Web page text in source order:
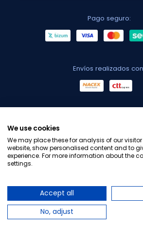
Pago seguro:
Envíos realizados
We use cookies
We may place these for analysis of our
website, show personalised content and to
experience. For more information about the
settings.
Accept all
No, adjust